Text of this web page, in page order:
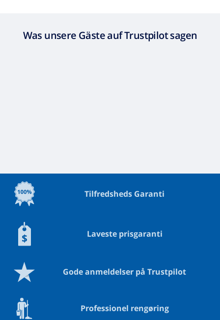
Was unsere Gäste auf Trustpilot sagen
Tilfredsheds Garanti
Laveste prisgaranti
Gode anmeldelser på Trustpilot
Professionel rengøring